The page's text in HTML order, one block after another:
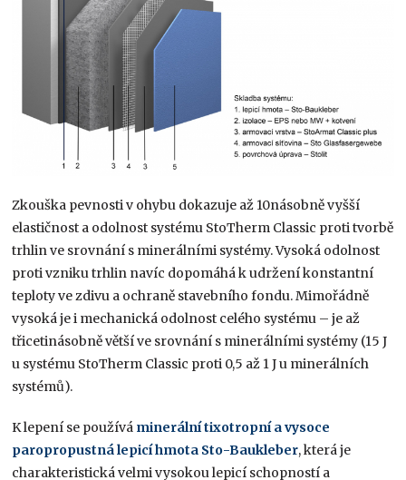
Zkouška pevnosti v ohybu dokazuje až 10násobně vyšší
elastičnost a odolnost systému StoTherm Classic proti tvorbě
trhlin ve srovnání s minerálními systémy. Vysoká odolnost
proti vzniku trhlin navíc dopomáhá k udržení konstantní
teploty ve zdivu a ochraně stavebního fondu. Mimořádně
vysoká je i mechanická odolnost celého systému – je až
třicetinásobně větší ve srovnání s minerálními systémy (15 J
u systému StoTherm Classic proti 0,5 až 1 J u minerálních
systémů).
K lepení se používá minerální tixotropní a vysoce
paropropustná lepicí hmota Sto-Baukleber, která je
charakteristická velmi vysokou lepicí schopností a